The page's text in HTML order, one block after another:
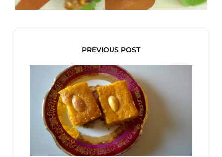
PREVIOUS POST